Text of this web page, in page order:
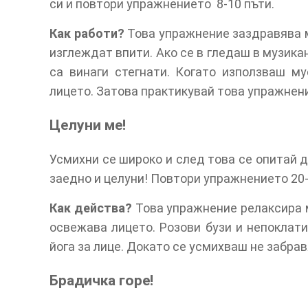
си и повтори упражнението 8-10 пъти.
Как работи? Това упражнение заздравява
изглеждат впити. Ако се в гледаш в
са винаги стегнати. Когато използваш
лицето. Затова практикувай това
Целуни ме!
Усмихни се широко и след това се опитай
заедно и целуни! Повтори упражнението
Как действа? Това упражнение релаксира
освежава лицето. Розови бузи и
йога за лице. Докато се усмихваш не
Брадичка горе!